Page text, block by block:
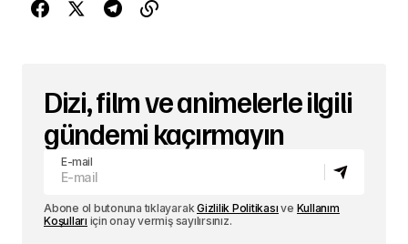
Dizi, film ve animelerle ilgili
gündemi kaçırmayın
E-mail
Abone ol butonuna tıklayarakGizlilik Politikası ve Kullanım
Koşulları için onay vermiş sayılırsınız.